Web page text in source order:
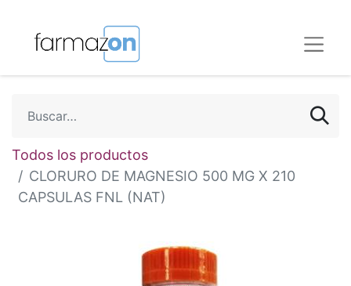
Todos los productos
CLORURO DE MAGNESIO 500 MG X 210
CAPSULAS FNL (NAT)